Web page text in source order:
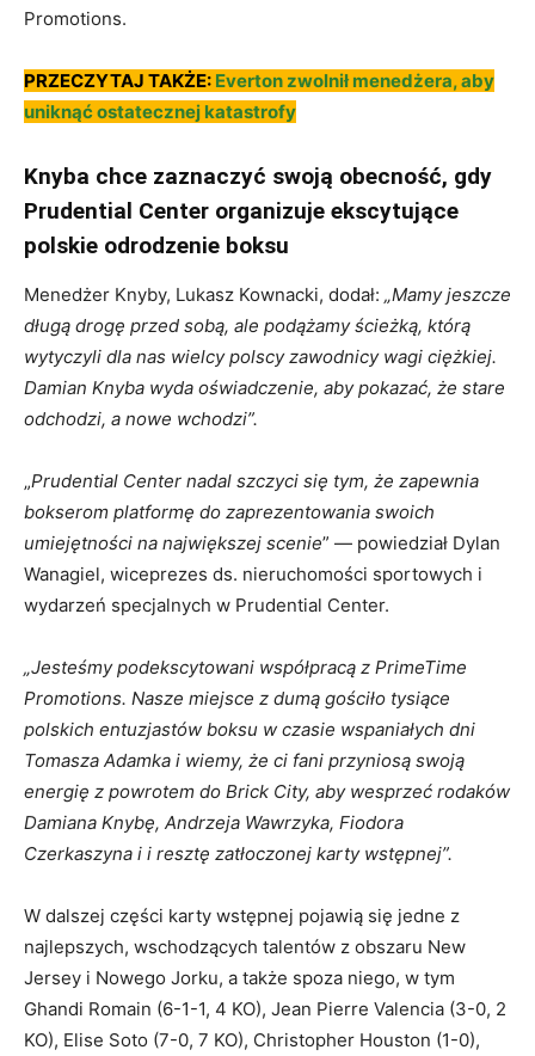
Promotions.
PRZECZYTAJ TAKŻE: Everton zwolnił menedżera, aby
uniknąć ostatecznej katastrofy
Knyba chce zaznaczyć swoją obecność, gdy
Prudential Center organizuje ekscytujące
polskie odrodzenie boksu
Menedżer Knyby, Lukasz Kownacki, dodał: „Mamy jeszcze
długą drogę przed sobą, ale podążamy ścieżką, którą
wytyczyli dla nas wielcy polscy zawodnicy wagi ciężkiej.
Damian Knyba wyda oświadczenie, aby pokazać, że stare
odchodzi, a nowe wchodzi”.
„Prudential Center nadal szczyci się tym, że zapewnia
bokserom platformę do zaprezentowania swoich
umiejętności na największej scenie” — powiedział Dylan
Wanagiel, wiceprezes ds. nieruchomości sportowych i
wydarzeń specjalnych w Prudential Center.
„Jesteśmy podekscytowani współpracą z PrimeTime
Promotions. Nasze miejsce z dumą gościło tysiące
polskich entuzjastów boksu w czasie wspaniałych dni
Tomasza Adamka i wiemy, że ci fani przyniosą swoją
energię z powrotem do Brick City, aby wesprzeć rodaków
Damiana Knybę, Andrzeja Wawrzyka, Fiodora
Czerkaszyna i i resztę zatłoczonej karty wstępnej”.
W dalszej części karty wstępnej pojawią się jedne z
najlepszych, wschodzących talentów z obszaru New
Jersey i Nowego Jorku, a także spoza niego, w tym
Ghandi Romain (6-1-1, 4 KO), Jean Pierre Valencia (3-0, 2
KO), Elise Soto (7-0, 7 KO), Christopher Houston (1-0),